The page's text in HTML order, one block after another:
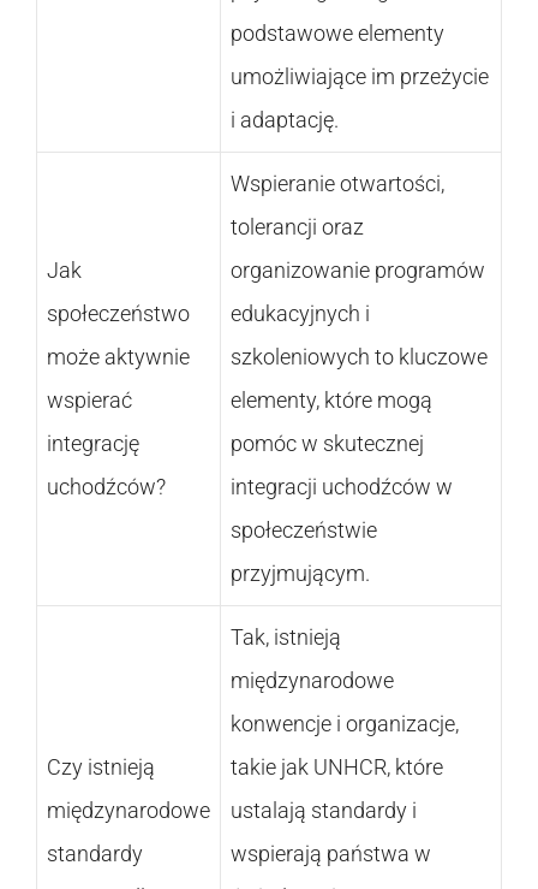
podstawowe elementy
umożliwiające im przeżycie
i adaptację.
Jak
społeczeństwo
może aktywnie
wspierać
integrację
uchodźców?
Wspieranie otwartości,
tolerancji oraz
organizowanie programów
edukacyjnych i
szkoleniowych to kluczowe
elementy, które mogą
pomóc w skutecznej
integracji uchodźców w
społeczeństwie
przyjmującym.
Czy istnieją
międzynarodowe
standardy
Tak, istnieją
międzynarodowe
konwencje i organizacje,
takie jak UNHCR, które
ustalają standardy i
wspierają państwa w